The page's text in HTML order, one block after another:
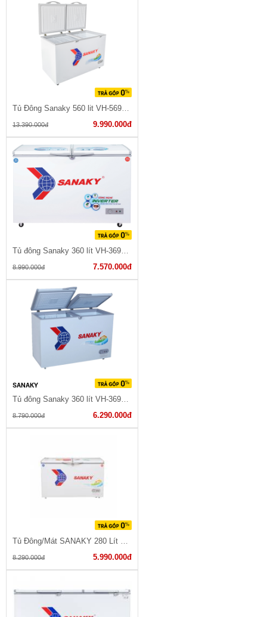
13.390.000đ 9.990.000đ
8.990.000đ 7.570.000đ
SANAKY
8.790.000đ 6.290.000đ
Tủ Đông/Mát SANAKY 280 Lít VH-2899W1
8.290.000đ 5.990.000đ